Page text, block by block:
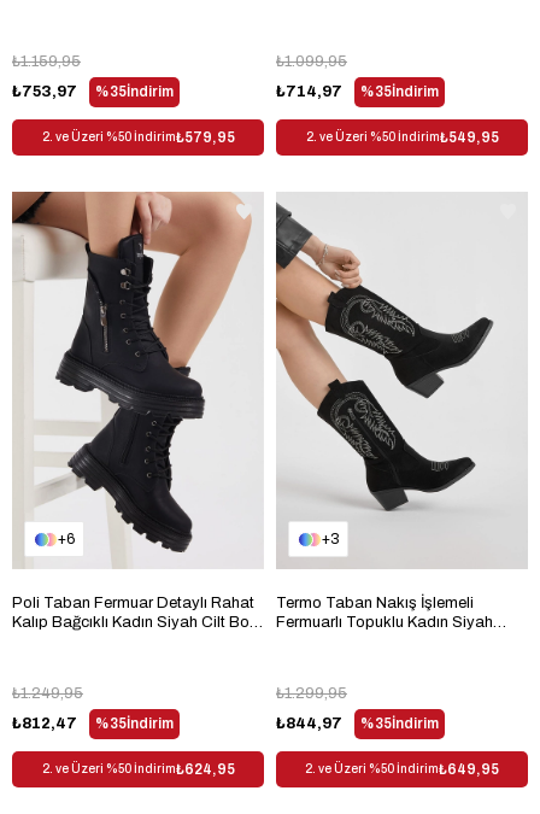
%35İndirim
₺753,97
₺1.159,95
2. ve Üzeri %50 İndirim₺579,95
%35İndirim
₺714,97
₺1.099,95
2. ve Üzeri %50 İndirim₺549,95
6
Poli Taban Fermuar Detaylı Rahat
Kalıp Bağcıklı Kadın Siyah Cilt Bot
%35İndirim
₺812,47
₺1.249,95
2. ve Üzeri %50 İndirim₺624,95
3
Termo Taban Nakış İşlemeli
Fermuarlı Topuklu Kadın Siyah
%35İndirim
₺844,97
₺1.299,95
2. ve Üzeri %50 İndirim₺649,95